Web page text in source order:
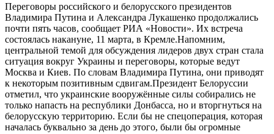
Переговоры российского и белорусского президентов
Владимира Путина и Александра Лукашенко продолжались
почти пять часов, сообщает РИА «Новости». Их встреча
состоялась накануне, 11 марта, в Кремле.Напомним,
центральной темой для обсуждения лидеров двух стран стала
ситуация вокруг Украины и переговоры, которые ведут
Москва и Киев. По словам Владимира Путина, они приводят
к некоторым позитивным сдвигам.Президент Белоруссии
отметил, что украинские вооружённые силы собирались не
только напасть на республики Донбасса, но и вторгнуться на
белорусскую территорию. Если бы не спецоперация, которая
началась буквально за день до этого, были бы огромные